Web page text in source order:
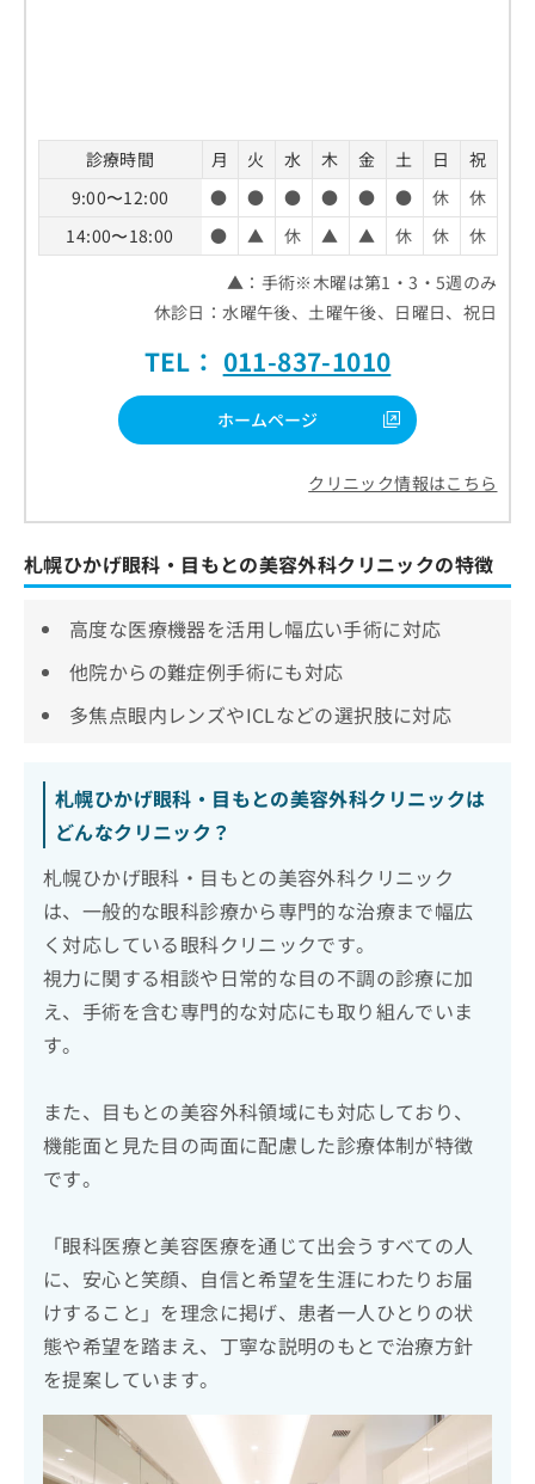
診療時間 月 火 水 木 金 土 日
祝
9:00〜12:00
● ● ● ● ● ● 休
休
14:00〜18:00
● ▲ 休 ▲ ▲ 休 休
休
▲：手術※木曜は第1・3・5週のみ
休診日：水曜午後、土曜午後、日曜日、祝日
TEL： 011-837-1010
ホームページ
クリニック情報はこちら
札幌ひかげ眼科・目もとの美容外科クリニックの特徴
高度な医療機器を活用し幅広い手術に対応
他院からの難症例手術にも対応
多焦点眼内レンズやICLなどの選択肢に対応
札幌ひかげ眼科・目もとの美容外科クリニックは
どんなクリニック？
札幌ひかげ眼科・目もとの美容外科クリニック
は、一般的な眼科診療から専門的な治療まで幅広
く対応している眼科クリニックです。
視力に関する相談や日常的な目の不調の診療に加
え、手術を含む専門的な対応にも取り組んでいま
す。
また、目もとの美容外科領域にも対応しており、
機能面と見た目の両面に配慮した診療体制が特徴
です。
「眼科医療と美容医療を通じて出会うすべての人
に、安心と笑顔、自信と希望を生涯にわたりお届
けすること」を理念に掲げ、患者一人ひとりの状
態や希望を踏まえ、丁寧な説明のもとで治療方針
を提案しています。